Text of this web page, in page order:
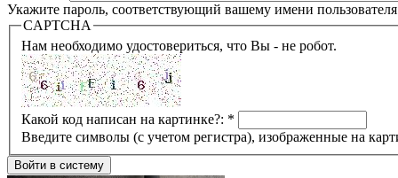
Укажите пароль, соответствующий вашему имени
CAPTCHA
Нам необходимо удостовериться, что Вы - не робот.
Какой код написан на картинке?: *
Введите символы (с учетом регистра), изображенные на